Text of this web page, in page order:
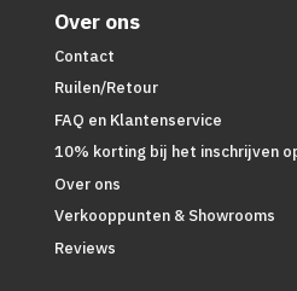
Over ons
Contact
Ruilen/Retour
FAQ en Klantenservice
10% korting bij het inschrijven
Over ons
Verkooppunten & Showrooms
Reviews